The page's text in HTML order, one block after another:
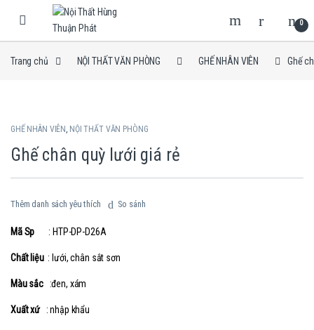
Skip to navigation
Skip to content
0
Trang chủ NỘI THẤT VĂN PHÒNG GHẾ NHÂN VIÊN Ghế
GHẾ NHÂN VIÊN , NỘI THẤT VĂN PHÒNG
Ghế chân quỳ lưới giá rẻ
Thêm danh sách yêu thích So sánh
Mã Sp : HTP-DP-D26A
Chất liệu : lưới, chân sắt sơn
Màu sắc :đen, xám
Xuất xứ: nhập khẩu